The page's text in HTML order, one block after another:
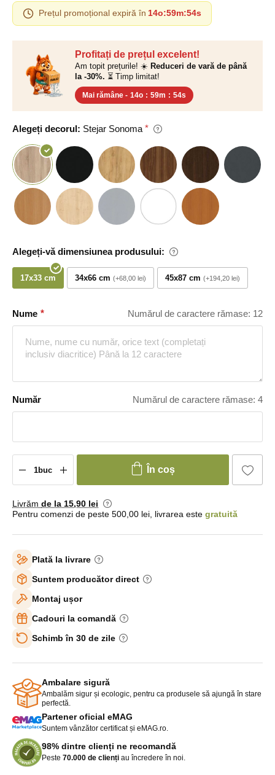
Profitați de prețul excelent!
Am topit prețurile! ☀️ Reduceri de vară de până
la -30%. ⏳ Timp limitat!
Mai rămâne - 14o : 59m : 53s
Alegeți decorul: Stejar Sonoma
Alegeți-vă dimensiunea produsului:
17x33 cm 34x66 cm +68,00 lei 45x87 cm +194,20 lei
Nume Numărul de caractere rămase: 12
Număr Numărul de caractere rămase: 4
Prețul promoțional expiră în 14o:59m:53s
În coș
Livrăm de la 15,90 lei
Pentru comenzi de peste 500,00 lei, livrarea este gratuită
Plată la livrare
Suntem producător direct
Montaj ușor
Cadouri la comandă
Schimb în 30 de zile
Ambalare sigură
Ambalăm sigur și ecologic, pentru ca produsele să ajungă în stare
perfectă.
Partener oficial eMAG
Suntem vânzător certificat și eMAG.ro.
98% dintre clienți ne recomandă
Peste 70.000 de clienți au încredere în noi.